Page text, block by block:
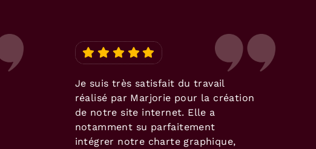
Je suis très satisfait du travail
réalisé par Marjorie pour la création
de notre site internet. Elle a
notamment su parfaitement
intégrer notre charte graphique,